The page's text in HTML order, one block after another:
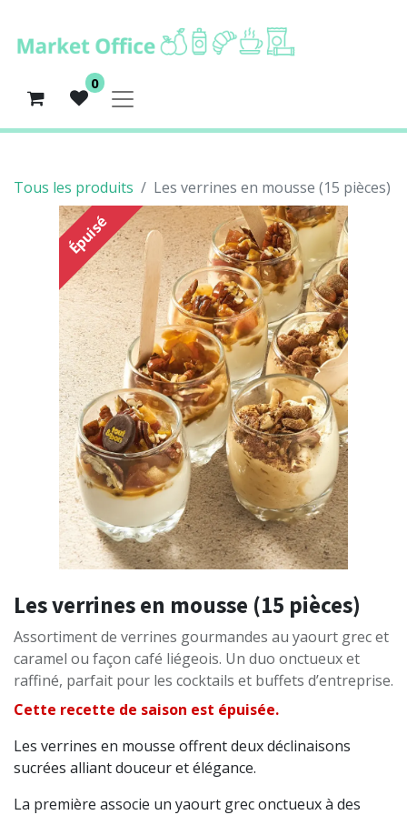
0
Tous les produits Les verrines en mousse (15 pièces)
Épuisé
Les verrines en mousse (15 pièces)
Assortiment de verrines gourmandes au yaourt grec et
caramel ou façon café liégeois. Un duo onctueux et
raffiné, parfait pour les cocktails et buffets d’entreprise.
Cette recette de saison est épuisée.
Les verrines en mousse offrent deux déclinaisons
sucrées alliant douceur et élégance.
La première associe un yaourt grec onctueux à des